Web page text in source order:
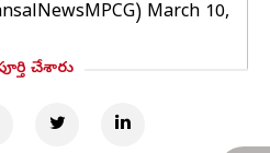
March 10,
చేశారు